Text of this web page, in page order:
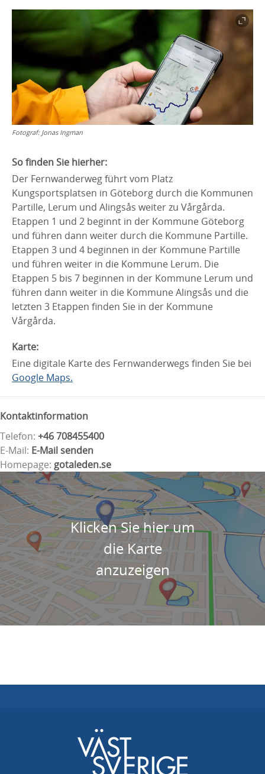
Fotograf: Jonas Ingman
So finden Sie hierher:
Der Fernwanderweg führt vom Platz
Kungsportsplatsen in Göteborg durch die Kommunen
Partille, Lerum und Alingsås weiter zu Vårgårda.
Etappen 1 und 2 beginnt in der Kommune Göteborg
und führen dann weiter durch die Kommune Partille.
Etappen 3 und 4 beginnen in der Kommune Partille
und führen weiter in die Kommune Lerum. Die
Etappen 5 bis 7 beginnen in der Kommune Lerum und
führen dann weiter in die Kommune Alingsås und die
letzten 3 Etappen finden Sie in der Kommune
Vårgårda.
Karte:
Eine digitale Karte des Fernwanderwegs finden Sie bei
Google Maps.
Kontaktinformation
Telefon: +46 708455400
E-Mail: E-Mail senden
Homepage: gotaleden.se
Klicken Sie hier um
die Karte
anzuzeigen